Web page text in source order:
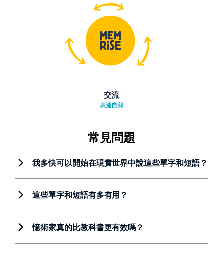
交流
表達自我
常見問題
我多快可以開始在現實世界中說這些單字和短語？
這些單字和短語有多有用？
憶術家真的比教科書更有效嗎？